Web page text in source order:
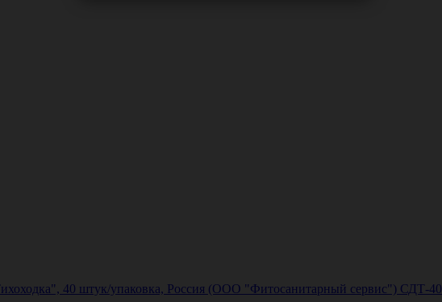
40 штук/упаковка, Россия (ООО "Фитосанитарный сервис") СДТ-40